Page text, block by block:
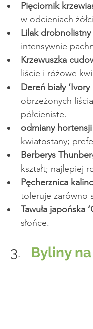
Pięciornik
w odcieniach
Lilak drobnolistny
intensywnie
Krzewuszka
liście i różowe
Dereń biały ‘Ivory
obrzeżonych
półcieniste.
odmiany
kwiatostany;
Berberys
kształt; najlepiej
Pęcherznica
toleruje zarówno
Tawuła japońska
słońce.
Byliny